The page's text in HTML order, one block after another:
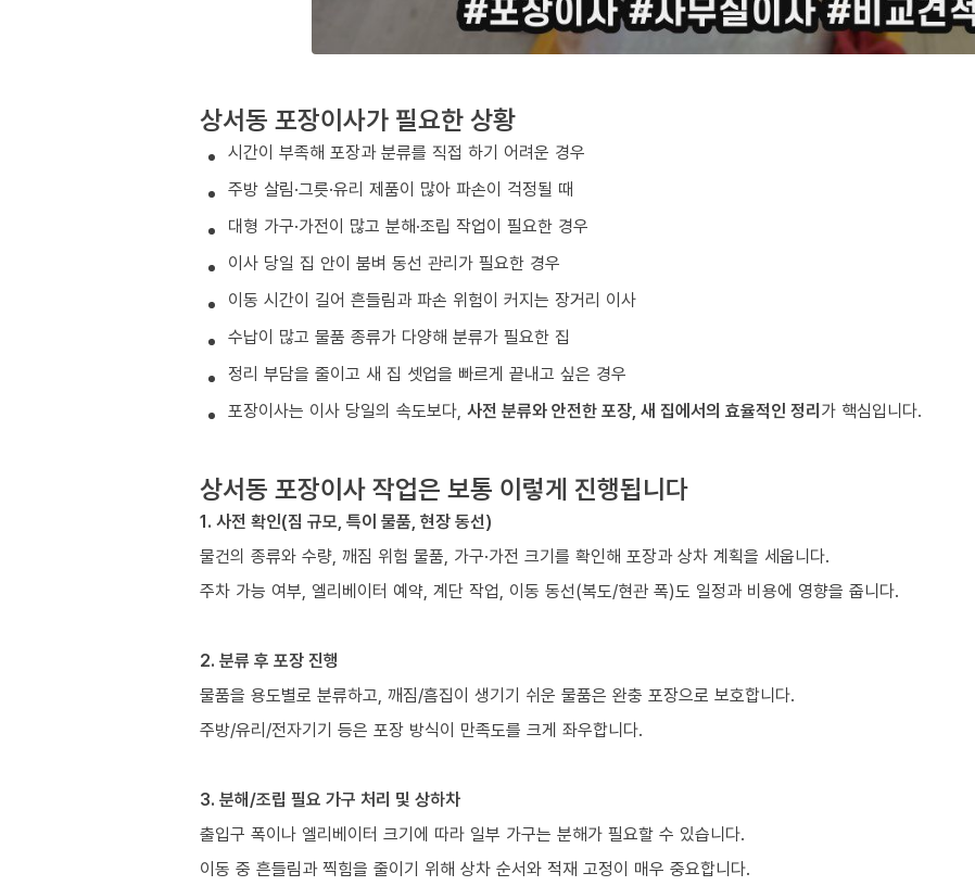
상서동 포장이사가 필요한 상황
시간이 부족해 포장과 분류를 직접 하기 어려운 경우
주방 살림·그릇·유리 제품이 많아 파손이 걱정될 때
대형 가구·가전이 많고 분해·조립 작업이 필요한 경우
이사 당일 집 안이 붐벼 동선 관리가 필요한 경우
이동 시간이 길어 흔들림과 파손 위험이 커지는 장거리 이사
수납이 많고 물품 종류가 다양해 분류가 필요한 집
정리 부담을 줄이고 새 집 셋업을 빠르게 끝내고 싶은 경우
포장이사는 이사 당일의 속도보다, 사전 분류와 안전한 포장, 새 집에서의 효율적인 정리가 핵심입니다.
상서동 포장이사 작업은 보통 이렇게 진행됩니다
1. 사전 확인(짐 규모, 특이 물품, 현장 동선)
물건의 종류와 수량, 깨짐 위험 물품, 가구·가전 크기를 확인해 포장과 상차 계획을 세웁니다.
주차 가능 여부, 엘리베이터 예약, 계단 작업, 이동 동선(복도/현관 폭)도 일정과 비용에 영향을 줍니다.
2. 분류 후 포장 진행
물품을 용도별로 분류하고, 깨짐/흠집이 생기기 쉬운 물품은 완충 포장으로 보호합니다.
주방/유리/전자기기 등은 포장 방식이 만족도를 크게 좌우합니다.
3. 분해/조립 필요 가구 처리 및 상하차
출입구 폭이나 엘리베이터 크기에 따라 일부 가구는 분해가 필요할 수 있습니다.
이동 중 흔들림과 찍힘을 줄이기 위해 상차 순서와 적재 고정이 매우 중요합니다.